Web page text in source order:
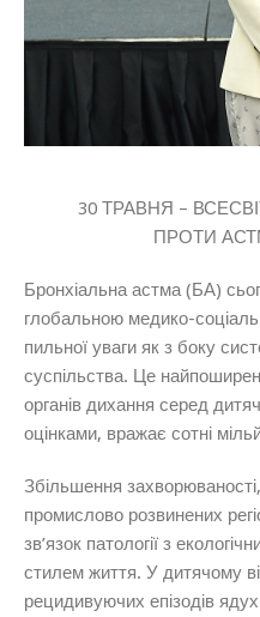
30 ТРАВНЯ –
ПРОТИ
Бронхіальна астма (БА)
глобальною медико-
пильної уваги як з боку
суспільства. Це
органів дихання серед
оцінками, вражає сотні
Збільшення
промислово розвинених
зв’язок патології з
стилем життя. У дитячому
рецидивуючих епізодів